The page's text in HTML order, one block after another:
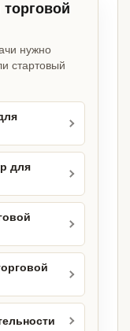
нужно
стартовый
для